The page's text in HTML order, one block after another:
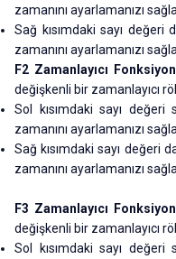
zamanını ayarlamanızı
Sağ kısımdaki sayı değeri
zamanını ayarlamanızı
F2 Zamanlayıcı
değişkenli bir zamanlayıcı
Sol kısımdaki sayı değeri
zamanını ayarlamanızı
Sağ kısımdaki sayı değeri
zamanını ayarlamanızı
F3 Zamanlayıcı
değişkenli bir zamanlayıcı
Sol kısımdaki sayı değeri